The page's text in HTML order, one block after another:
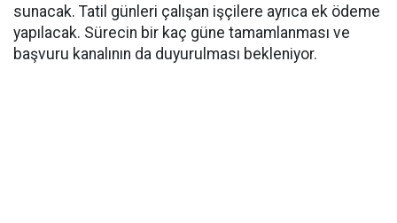
sunacak. Tatil günleri çalışan işçilere ayrıca ek ödeme
yapılacak. Sürecin bir kaç güne tamamlanması ve
başvuru kanalının da duyurulması bekleniyor.